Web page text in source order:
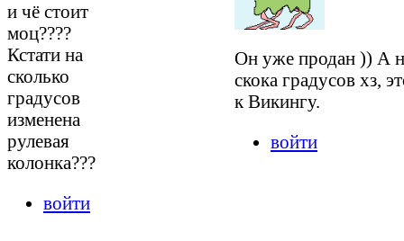
и чё стоит
моц????
Кстати на
сколько
градусов
изменена
рулевая
колонка???
войти
Он уже продан )) А
скока градусов хз,
к Викингу.
войти